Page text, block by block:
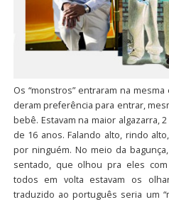
Os “monstros” entraram na
deram preferência para entrar,
bebê. Estavam na maior algazarra,
de 16 anos. Falando alto, rindo
por ninguém. No meio da
sentado, que olhou pra eles
todos em volta estavam os
traduzido ao português seria um